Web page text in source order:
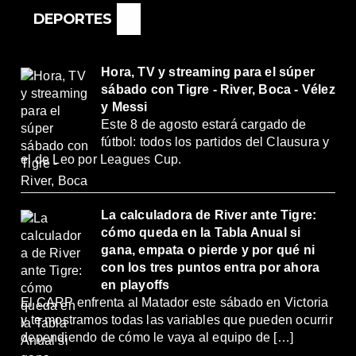
DEPORTES
Hora, TV y streaming para el súper
sábado con Tigre - River, Boca - Vélez
y Messi
Este 8 de agosto estará cargado de
fútbol: todos los partidos del Clausura y
el de Leo por Leagues Cup.
La calculadora de River ante Tigre:
cómo queda en la Tabla Anual si
gana, empata o pierde y por qué ni
con los tres puntos entra por ahora
en playoffs
El CARP enfrenta al Matador este sábado en Victoria
y te mostramos todas las variables que pueden ocurrir
dependiendo de cómo le vaya al equipo de […]